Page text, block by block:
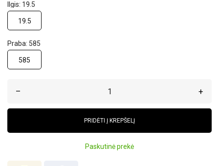
Ilgis: 19.5
19.5
Praba: 585
585
– +
PRIDĖTI Į KREPŠELĮ
Paskutinė prekė